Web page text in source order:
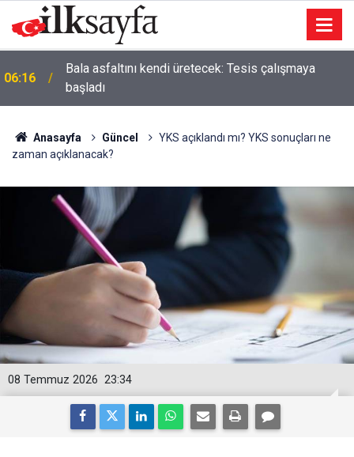
06:06 AK Partili Aysel Akgül, şalvar giyip bostan çapaladı
Anasayfa Güncel
YKS açıklandı mı? YKS sonuçları ne
zaman açıklanacak?
23:34
08 Temmuz 2026